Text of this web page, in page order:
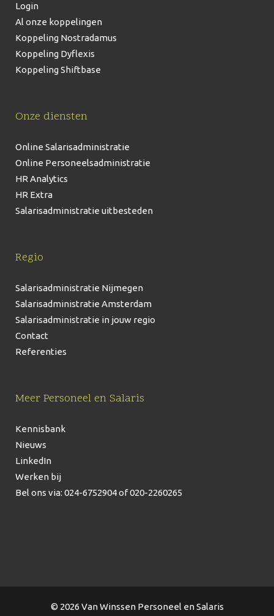
Login
Al onze koppelingen
Koppeling Nostradamus
Koppeling Dyflexis
Koppeling Shiftbase
Onze diensten
Online Salarisadministratie
Online Personeelsadministratie
HR Analytics
HR Extra
Salarisadministratie uitbesteden
Regio
Salarisadministratie Nijmegen
Salarisadministratie Amsterdam
Salarisadministratie in jouw regio
Contact
Referenties
Meer Personeel en Salaris
Kennisbank
Nieuws
LinkedIn
Werken bij
Bel ons via: 024-6752904of 020-2260265
© 2026 Van Winssen Personeel en Salaris